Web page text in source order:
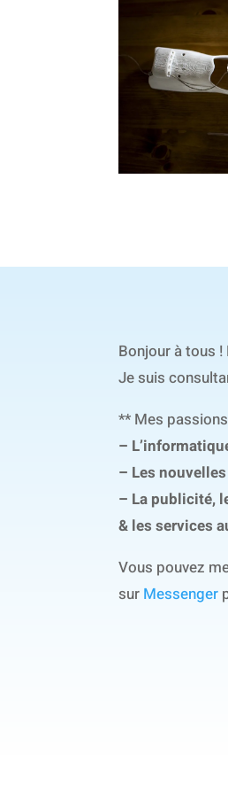
Bonjour à tous
Je suis
** Mes
–
– Les
– La publicité,
& les services
Vous pouvez
sur Messenger